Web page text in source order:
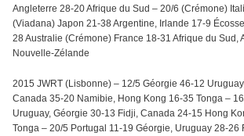
Angleterre 28-20 Afrique du Sud – 20/6 (Crémone)
(Viadana) Japon 21-38 Argentine, Irlande 17-9
28 Australie (Crémone) France 18-31 Afrique du Sud,
Nouvelle-Zélande
2015 JWRT (Lisbonne) – 12/5 Géorgie 46-12
Canada 35-20 Namibie, Hong Kong 16-35 Tonga –
Uruguay, Géorgie 30-13 Fidji, Canada 24-15 Hong
Tonga – 20/5 Portugal 11-19 Géorgie, Uruguay 28-26